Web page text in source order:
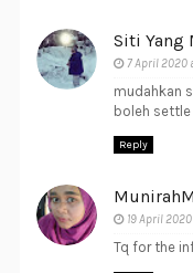
Siti Yang
7 April 2020
mudahkan
boleh settle
Reply
19 April 2020
Tq for the